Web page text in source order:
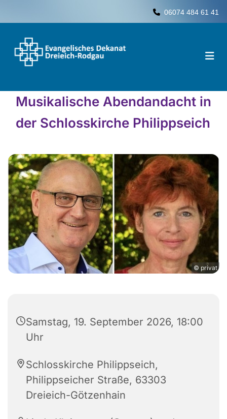
 06074 484 61 41
Musikalische Abendandacht in
der Schlosskirche Philippseich
© privat
Samstag, 19. September 2026, 18:00
Uhr
Schlosskirche Philippseich,
Philippseicher Straße, 63303
Dreieich-Götzenhain